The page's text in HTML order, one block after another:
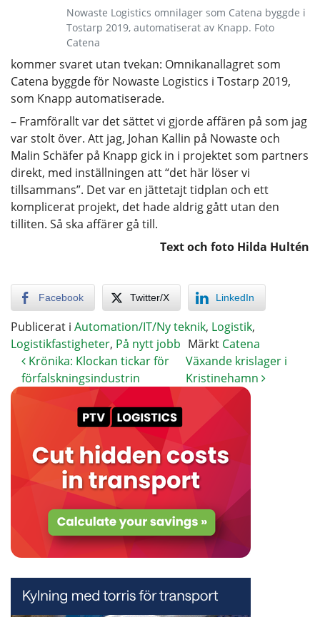
Nowaste Logistics omnilager som Catena byggde i
Tostarp 2019, automatiserat av Knapp. Foto
Catena
kommer svaret utan tvekan: Omnikanallagret som
Catena byggde för Nowaste Logistics i Tostarp 2019,
som Knapp automatiserade.
– Framförallt var det sättet vi gjorde affären på som jag
var stolt över. Att jag, Johan Kallin på Nowaste och
Malin Schäfer på Knapp gick in i projektet som partners
direkt, med inställningen att “det här löser vi
tillsammans”. Det var en jättetajt tidplan och ett
komplicerat projekt, det hade aldrig gått utan den
tilliten. Så ska affärer gå till.
Text och foto Hilda Hultén
Facebook Twitter/X LinkedIn
Publicerat i Automation/IT/Ny teknik, Logistik,
Logistikfastigheter, På nytt jobb Märkt Catena
Krönika: Klockan tickar för
förfalskningsindustrin
Växande krislager i
Kristinehamn